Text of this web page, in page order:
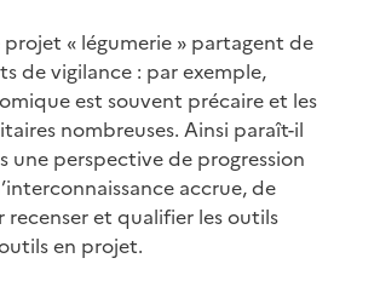
« légumerie » partagent de
de vigilance : par exemple,
est souvent précaire et les
nombreuses. Ainsi paraît-il
une perspective de progression
accrue, de
et qualifier les outils
en projet.